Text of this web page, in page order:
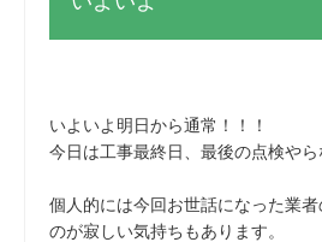
いよいよ明日から通常！！！
今日は工事最終日、最後の点検やら
個人的には今回お世話になった業
のが寂しい気持ちもあります。